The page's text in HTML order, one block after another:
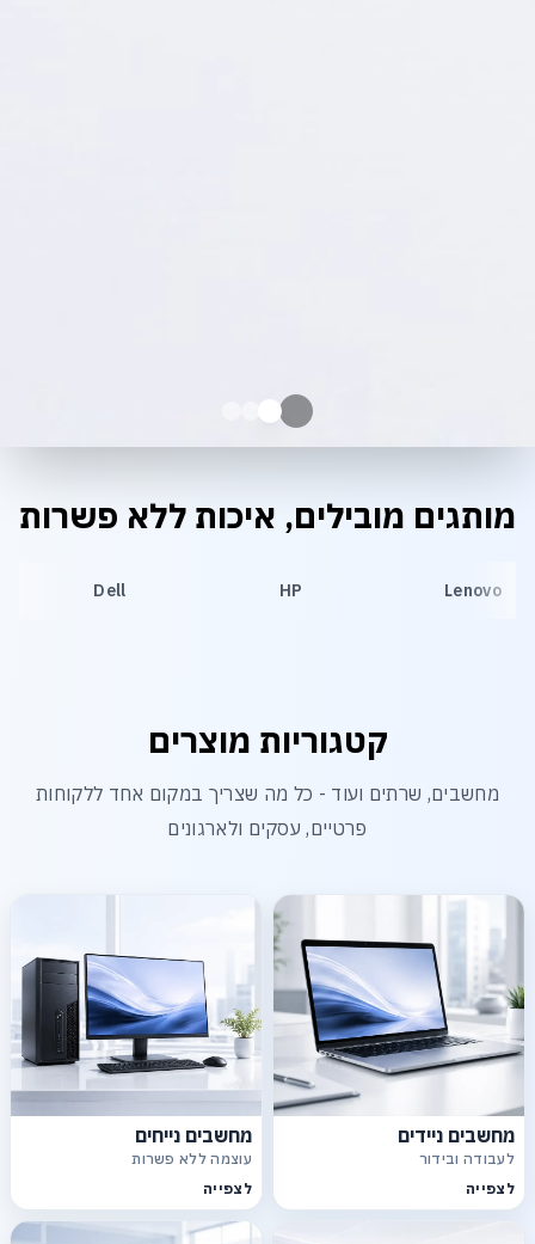
מותגים מובילים, איכות ללא פשרות
Dell HP Lenovo
קטגוריות מוצרים
מחשבים, שרתים ועוד - כל מה שצריך במקום אחד ללקוחות
פרטיים, עסקים ולארגונים
מחשבים ניידים
לעבודה ובידור
לצפייה
מחשבים נייחים
עוצמה ללא פשרות
לצפייה